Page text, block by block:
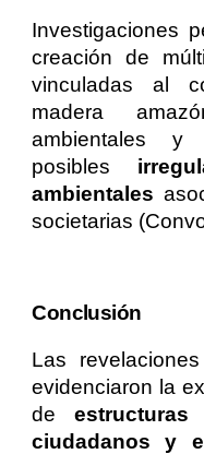
Investigaciones
creación de
vinculadas al
madera
ambientales y
posibles
ambientales
societarias
Conclusión
Las
evidenciaron la
de
ciudadanos y